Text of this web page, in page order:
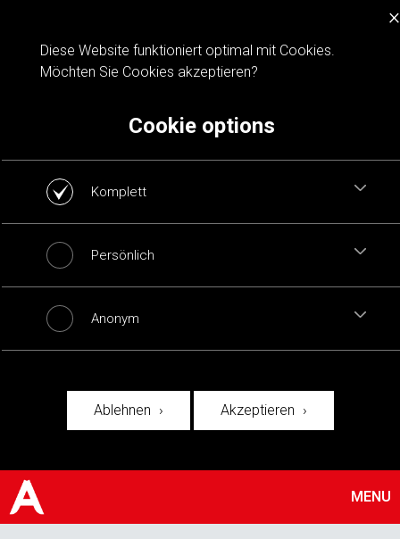
Cookie notification
×
Diese Website funktioniert optimal mit Cookies.
Möchten Sie Cookies akzeptieren?
Cookie options
Komplett
Persönlich
Anonym
Ablehnen Akzeptieren
MENU